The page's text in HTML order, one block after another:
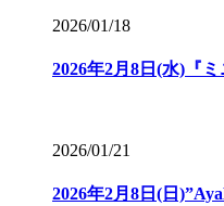
2026/01/18
2026年2月8日(水)『
2026/01/21
2026年2月8日(日